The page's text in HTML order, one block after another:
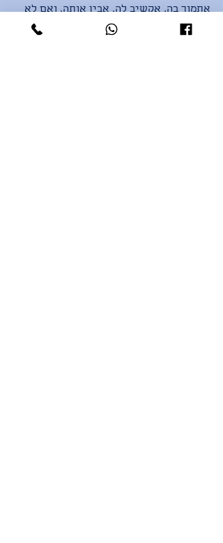
אתמוך בה, אקשיב לה. אבין אותה. ואם לא
אקבל תגובות אוהדות, זה בסדר, לא ארגיש